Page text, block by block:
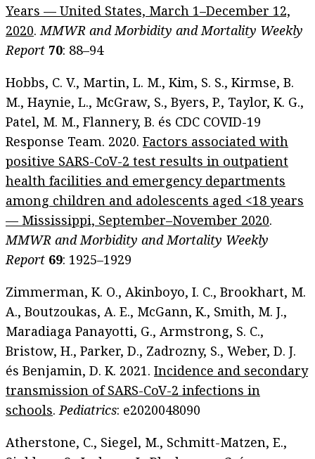
Years — United States, March 1–December 12,
2020.MMWR and Morbidity and Mortality Weekly
Report 70: 88–94
Hobbs, C. V., Martin, L. M., Kim, S. S., Kirmse, B.
M., Haynie, L., McGraw, S., Byers, P., Taylor, K. G.,
Patel, M. M., Flannery, B. és CDC COVID-19
Response Team. 2020. Factors associated with
positive SARS-CoV-2 test results in outpatient
health facilities and emergency departments
among children and adolescents aged <18 years
— Mississippi, September–November 2020.
MMWR and Morbidity and Mortality Weekly
Report 69: 1925–1929
Zimmerman, K. O., Akinboyo, I. C., Brookhart, M.
A., Boutzoukas, A. E., McGann, K., Smith, M. J.,
Maradiaga Panayotti, G., Armstrong, S. C.,
Bristow, H., Parker, D., Zadrozny, S., Weber, D. J.
és Benjamin, D. K. 2021. Incidence and secondary
transmission of SARS-CoV-2 infections in
schools.Pediatrics: e2020048090
Atherstone, C., Siegel, M., Schmitt-Matzen, E.,